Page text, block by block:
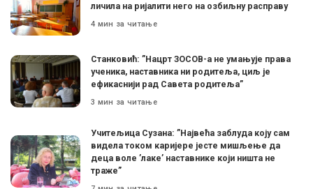
личила на ријалити него на озбиљну расправу
4 мин за читање
Станковић: ”Нацрт ЗОСОВ-а не умањује права
ученика, наставника ни родитеља, циљ је
ефикаснији рад Савета родитеља”
3 мин за читање
Учитељица Сузана: ”Највећа заблуда коју сам
видела током каријере јесте мишљење да
деца воле ’лаке’ наставнике који ништа не
траже”